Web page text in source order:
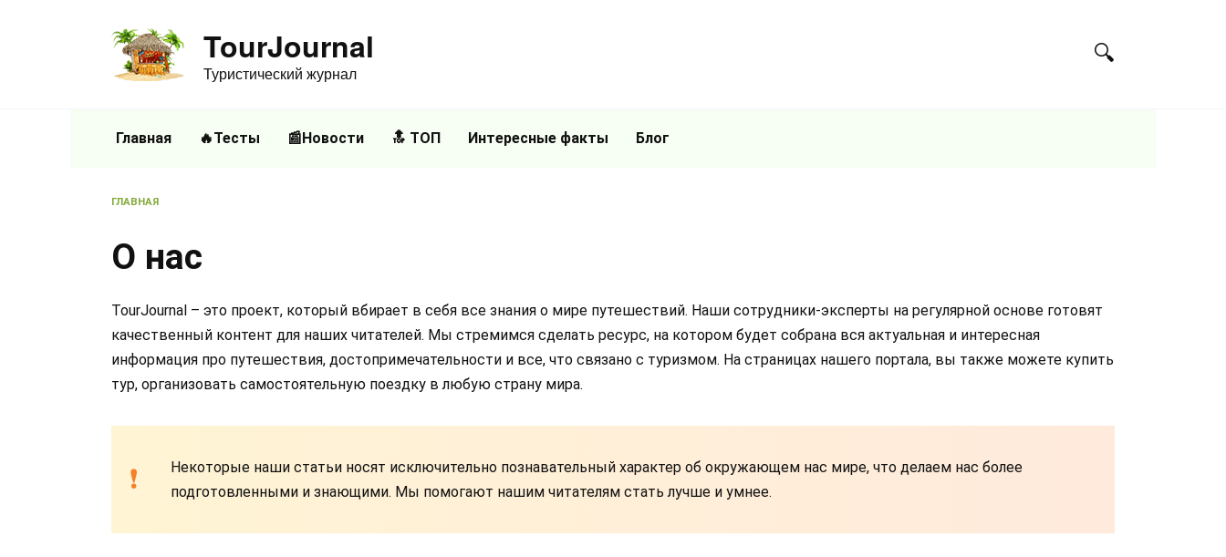
TourJournal
Туристический журнал
Главная 🔥Тесты 📰Новости 🔝 ТОП Интересные факты Блог
ГЛАВНАЯ
О нас
TourJournal – это проект, который вбирает в себя все знания о мире путешествий. Наши сотрудники-эксперты на регулярной основе готовят
качественный контент для наших читателей. Мы стремимся сделать ресурс, на котором будет собрана вся актуальная и интересная
информация про путешествия, достопримечательности и все, что связано с туризмом. На страницах нашего портала, вы также можете купить
тур, организовать самостоятельную поездку в любую страну мира.
Некоторые наши статьи носят исключительно познавательный характер об окружающем нас мире, что делаем нас более
подготовленными и знающими. Мы помогают нашим читателям стать лучше и умнее.